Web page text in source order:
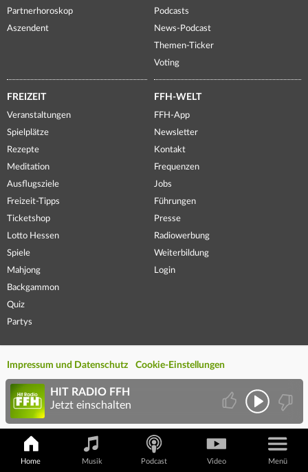
Partnerhoroskop
Aszendent
Podcasts
News-Podcast
Themen-Ticker
Voting
FREIZEIT
Veranstaltungen
Spielplätze
Rezepte
Meditation
Ausflugsziele
Freizeit-Tipps
Ticketshop
Lotto Hessen
Spiele
Mahjong
Backgammon
Quiz
Partys
FFH-WELT
FFH-App
Newsletter
Kontakt
Frequenzen
Jobs
Führungen
Presse
Radiowerbung
Weiterbildung
Login
Impressum und Datenschutz Cookie-Einstellungen
Home Musik Podcast Video Menü
HIT RADIO FFH
Jetzt einschalten